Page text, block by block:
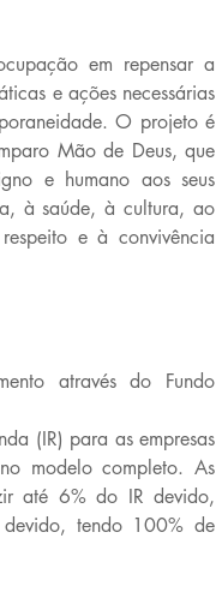
em repensar a
e ações necessárias
O projeto é
Mão de Deus, que
e humano aos seus
à saúde, à cultura, ao
e à convivência
através do Fundo
(IR) para as empresas
modelo completo. As
até 6% do IR devido,
tendo 100% de